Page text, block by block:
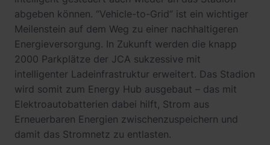
abgeben können. “Vehicle-to-Grid” ist ein wichtiger
Meilenstein auf dem Weg zu einer nachhaltigeren
Energieversorgung. In Zukunft werden die knapp
2000 Parkplätze der JCA sukzessive mit
intelligenter Ladeinfrastruktur erweitert. Das Stadion
wird somit zum Energy Hub ausgebaut – das mit
Elektroautobatterien dabei hilft, Strom aus
Erneuerbaren Energien zwischenzuspeichern und
damit das Stromnetz zu entlasten.